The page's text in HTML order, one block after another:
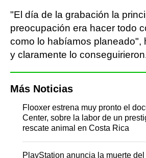
"El día de la grabación la
preocupación era hacer todo
como lo habíamos planeado",
y claramente lo
Más Noticias
Flooxer estrena muy pronto el
Center, sobre la labor de un
rescate animal en Costa Rica
PlayStation anuncia la muerte